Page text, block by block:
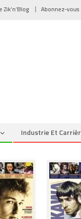
Zik’n’Blog Abonnez-vous
Industrie Et